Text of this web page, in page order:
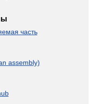
часть
assembly)